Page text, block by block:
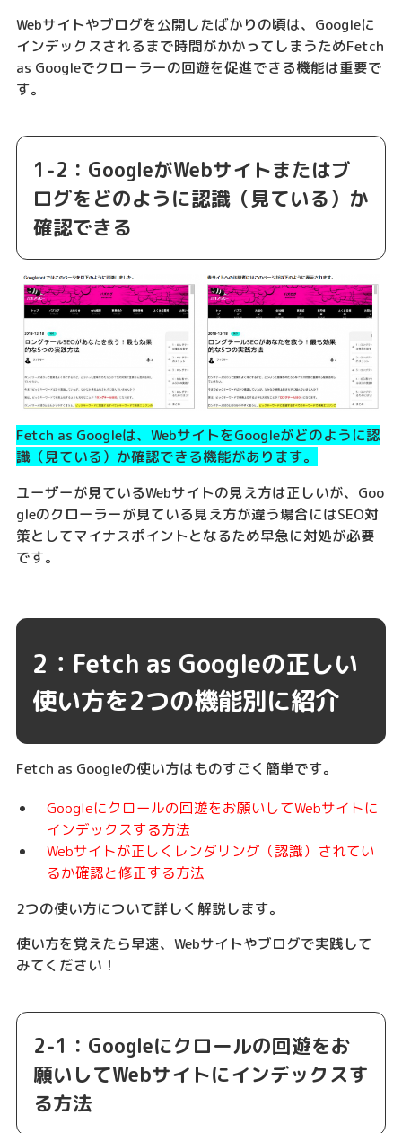
Webサイトやブログを公開したばかりの頃は、Googleに
インデックスされるまで時間がかかってしまうためFetch
as Googleでクローラーの回遊を促進できる機能は重要で
す。
1-2：GoogleがWebサイトまたはブ
ログをどのように認識（見ている）か
確認できる
Fetch as Googleは、WebサイトをGoogleがどのように認
識（見ている）か確認できる機能があります。
ユーザーが見ているWebサイトの見え方は正しいが、Goo
gleのクローラーが見ている見え方が違う場合にはSEO対
策としてマイナスポイントとなるため早急に対処が必要
です。
2：Fetch as Googleの正しい
使い方を2つの機能別に紹介
Fetch as Googleの使い方はものすごく簡単です。
Googleにクロールの回遊をお願いしてWebサイトに
インデックスする方法
Webサイトが正しくレンダリング（認識）されてい
るか確認と修正する方法
2つの使い方について詳しく解説します。
使い方を覚えたら早速、Webサイトやブログで実践して
みてください！
2-1：Googleにクロールの回遊をお
願いしてWebサイトにインデックスす
る方法